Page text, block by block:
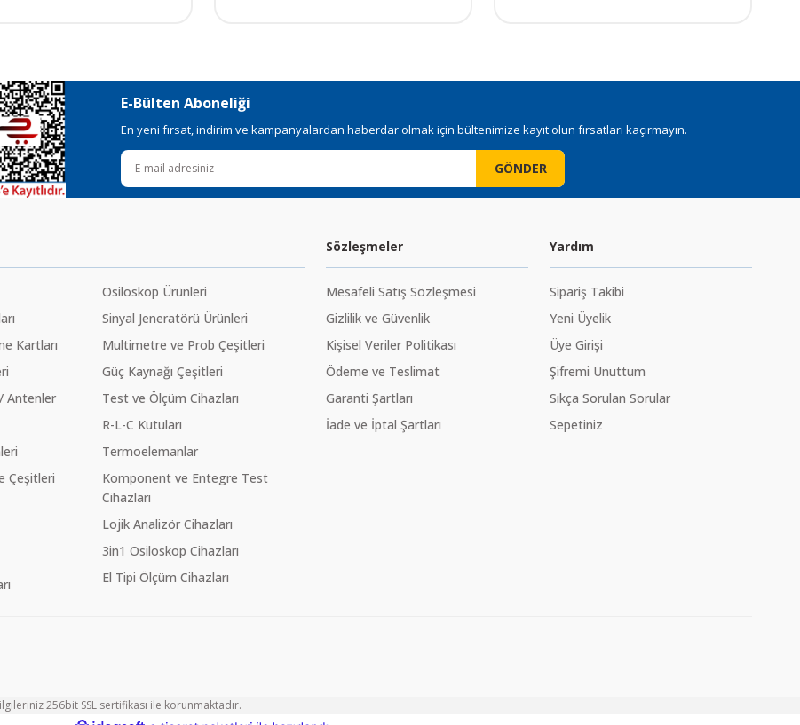
E-Bülten Aboneliği
En yeni fırsat, indirim ve kampanyalardan haberdar olmak için bültenimize kayıt olun fırsatları kaçırmayın.
GÖNDER
Kartları
Antenler
Çeşitleri
Osiloskop Ürünleri
Sinyal Jeneratörü Ürünleri
Multimetre ve Prob Çeşitleri
Güç Kaynağı Çeşitleri
Test ve Ölçüm Cihazları
R-L-C Kutuları
Termoelemanlar
Komponent ve Entegre Test
Cihazları
Lojik Analizör Cihazları
3in1 Osiloskop Cihazları
El Tipi Ölçüm Cihazları
Sözleşmeler
Mesafeli Satış Sözleşmesi
Gizlilik ve Güvenlik
Kişisel Veriler Politikası
Ödeme ve Teslimat
Garanti Şartları
İade ve İptal Şartları
Yardım
Sipariş Takibi
Yeni Üyelik
Üye Girişi
Şifremi Unuttum
Sıkça Sorulan Sorular
Sepetiniz
256bit SSL sertifikası ile korunmaktadır.